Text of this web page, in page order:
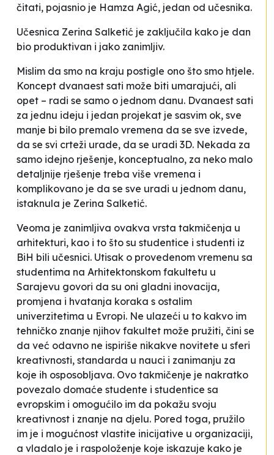
čitati, pojasnio je Hamza Agić, jedan od učesnika.
Učesnica Zerina Salketić je zaključila kako je dan
bio produktivan i jako zanimljiv.
Mislim da smo na kraju postigle ono što smo htjele.
Koncept dvanaest sati može biti umarajući, ali
opet – radi se samo o jednom danu. Dvanaest sati
za jednu ideju i jedan projekat je sasvim ok, sve
manje bi bilo premalo vremena da se sve izvede,
da se svi crteži urade, da se uradi 3D. Nekada za
samo idejno rješenje, konceptualno, za neko malo
detaljnije rješenje treba više vremena i
komplikovano je da se sve uradi u jednom danu,
istaknula je Zerina Salketić.
Veoma je zanimljiva ovakva vrsta takmičenja u
arhitekturi, kao i to što su studentice i studenti iz
BiH bili učesnici. Utisak o provedenom vremenu sa
studentima na Arhitektonskom fakultetu u
Sarajevu govori da su oni gladni inovacija,
promjena i hvatanja koraka s ostalim
univerzitetima u Evropi. Ne ulazeći u to kakvo im
tehničko znanje njihov fakultet može pružiti, čini se
da već odavno ne ispiriše nikakve novitete u sferi
kreativnosti, standarda u nauci i zanimanju za
koje ih osposobljava. Ovo takmičenje je nakratko
povezalo domaće studente i studentice sa
evropskim i omogućilo im da pokažu svoju
kreativnost i znanje na djelu. Pored toga, pružilo
im je i mogućnost vlastite inicijative u organizaciji,
a vladalo je i raspoloženje koje iskazuje kako je